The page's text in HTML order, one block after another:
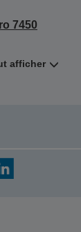
7450
afficher